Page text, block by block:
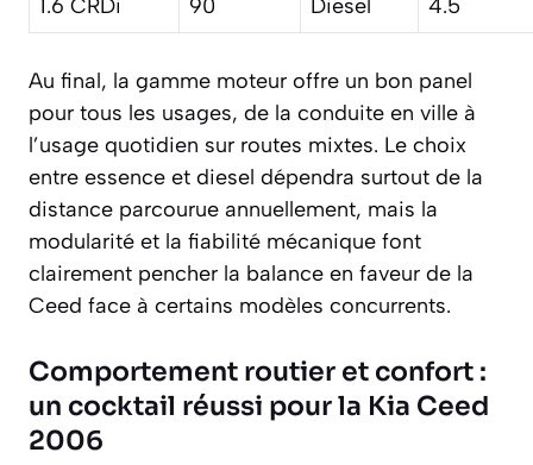
1.6 CRDi
90 Diesel 4.5
Au final, la gamme moteur offre un bon panel
pour tous les usages, de la conduite en ville à
l’usage quotidien sur routes mixtes. Le choix
entre essence et diesel dépendra surtout de la
distance parcourue annuellement, mais la
modularité et la fiabilité mécanique font
clairement pencher la balance en faveur de la
Ceed face à certains modèles concurrents.
Comportement routier et confort :
un cocktail réussi pour la Kia Ceed
2006